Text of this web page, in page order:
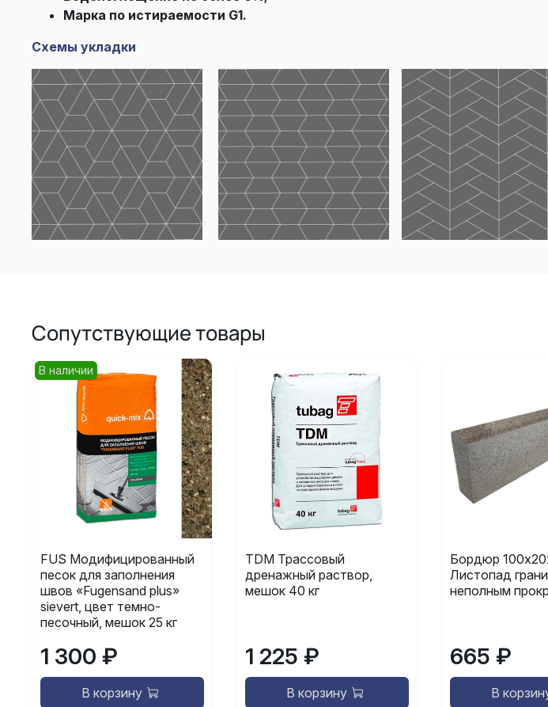
Марка по истираемости G1.
Схемы укладки
Сопутствующие товары
В наличии
FUS Модифицированный
песок для заполнения
швов «Fugensand plus»
sievert, цвет темно-
песочный, мешок 25 кг
1 300 ₽
В корзину
TDM Трассовый
дренажный раствор,
мешок 40 кг
1 225 ₽
В корзину
Бордюр
Листопад
неполным
665 ₽
В